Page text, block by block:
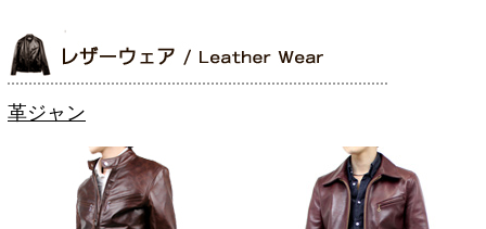
革ジャン